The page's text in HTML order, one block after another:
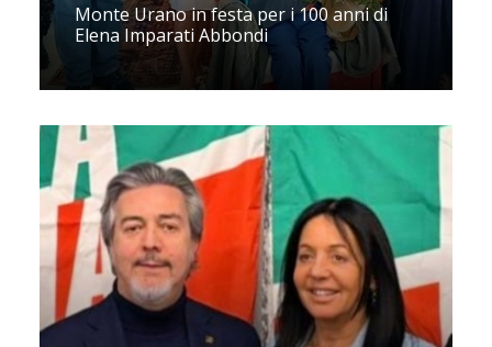
Monte Urano in festa per i 100 anni di
Elena Imparati Abbondi